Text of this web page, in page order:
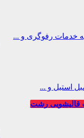
خدمات رفوگری و ...
استیل و ...
قالیشویی رشت